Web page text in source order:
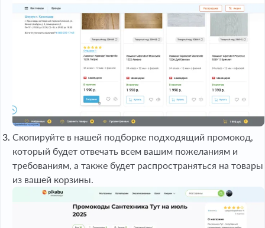
Скопируйте в нашей подборке подходящий промокод,
который будет отвечать всем вашим пожеланиям и
требованиям, а также будет распространяться на товары
из вашей корзины.